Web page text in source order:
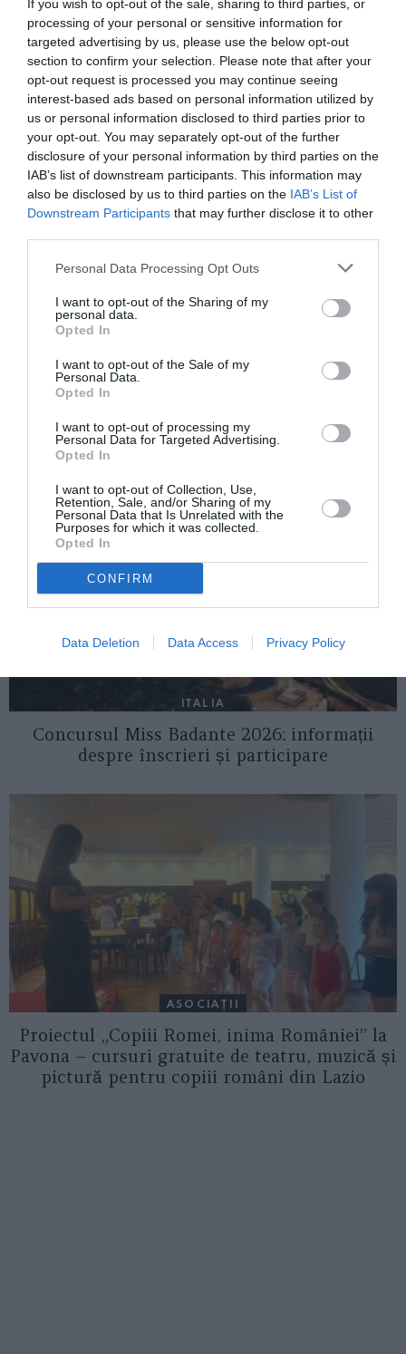
If you wish to opt-out of the sale, sharing to third parties, or
processing of your personal or sensitive information for
targeted advertising by us, please use the below opt-out
section to confirm your selection. Please note that after your
opt-out request is processed you may continue seeing
interest-based ads based on personal information utilized by
us or personal information disclosed to third parties prior to
your opt-out. You may separately opt-out of the further
disclosure of your personal information by third parties on the
IAB’s list of downstream participants. This information may
also be disclosed by us to third parties on the IAB’s List of
Downstream Participants that may further disclose it to other
Personal Data Processing Opt Outs
I want to opt-out of the Sharing of my
personal data.
Opted In
I want to opt-out of the Sale of my
Personal Data.
Opted In
I want to opt-out of processing my
Personal Data for Targeted Advertising.
Opted In
I want to opt-out of Collection, Use,
Retention, Sale, and/or Sharing of my
Personal Data that Is Unrelated with the
Purposes for which it was collected.
Opted In
CONFIRM
Data Deletion Data Access Privacy Policy
A atacat carabinierii la Cagliari. Arestat pentru
ultraj
„Vreau să mă duceţi la consulat”, arestat pentru
ultraj
See Articolul anterior
gestul
Următorul articol
Ovidiu Iane, artizan al eșecului
Congresului Diasporei, numit secretar de
stat la Ministerul Românilor de
Pretutindeni
AȚI PUTEA DORI DE
ITALIA
Concursul Miss Badante 2026: informații
despre înscrieri și participare
ASOCIAŢII
Proiectul „Copiii Romei, inima României” la
Pavona – cursuri gratuite de teatru, muzică și
pictură pentru copiii români din Lazio